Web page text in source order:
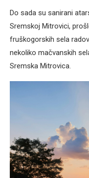
Do sada su sanirani
Sremskoj Mitrovici,
fruškogorskih sela
nekoliko mačvanskih
Sremska Mitrovica.